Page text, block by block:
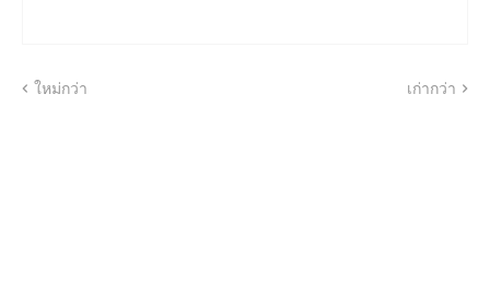
ใหม่กว่า เก่ากว่า